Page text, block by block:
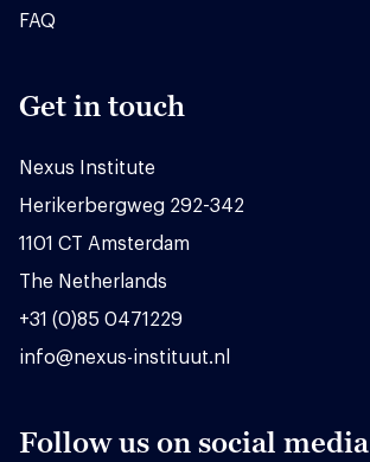
FAQ
Get in touch
Nexus Institute
Herikerbergweg 292-342
1101 CT Amsterdam
The Netherlands
+31 (0)85 0471229
info@nexus-instituut.nl
Follow us on social media